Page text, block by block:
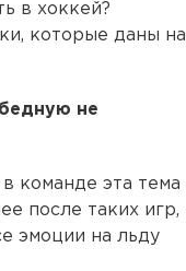
в хоккей?
которые даны на
не
команде эта тема
после таких игр,
эмоции на льду